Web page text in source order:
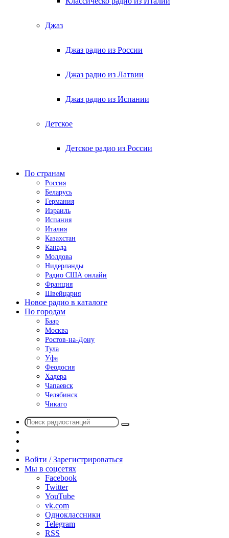
Джаз
Джаз радио из России
Джаз радио из Латвии
Джаз радио из Испании
Детское
Детское радио из России
По странам
Россия
Беларусь
Германия
Израиль
Испания
Италия
Казахстан
Канада
Молдова
Нидерланды
Радио США онлайн
Франция
Швейцария
Новое радио в каталоге
По городам
Баар
Москва
Ростов-на-Дону
Тула
Уфа
Феодосия
Хадера
Чапаевск
Челябинск
Чикаго
Поиск
радио
Войти / Зарегистрироваться
Мы в соцсетях
Facebook
Twitter
YouTube
vk.com
Одноклассники
Telegram
RSS